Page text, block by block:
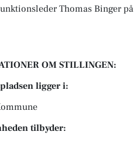
Thomas Binger
OM STILLINGEN:
ligger i:
tilbyder: